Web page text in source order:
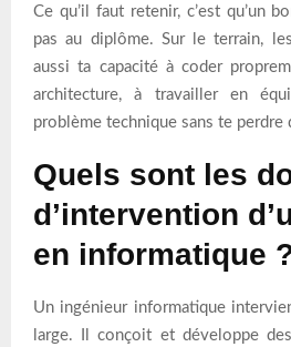
Ce qu’il faut retenir, c’est qu’un
pas au diplôme. Sur le terrain,
aussi ta capacité à coder
architecture, à travailler en
problème technique sans te perdre
Quels sont les
d’intervention
en informatique
Un ingénieur informatique
large. Il conçoit et développe